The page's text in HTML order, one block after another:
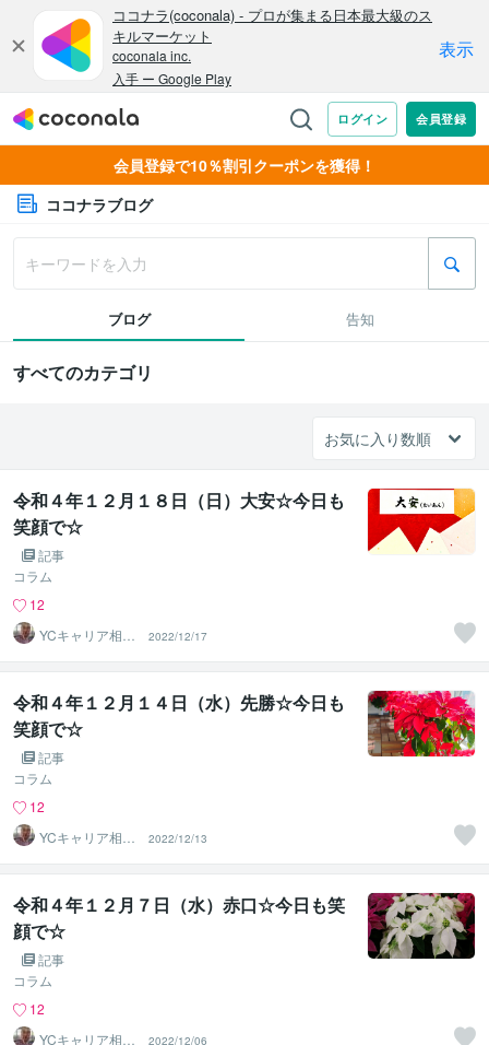
会員登録で10％割引クーポンを獲得！
ココナラブログ
ブログ 告知
すべてのカテゴリ
令和４年１２月１８日（日）大安☆今日も
笑顔で☆
記事
コラム
12
YCキャリア相談
2022/12/17
令和４年１２月１４日（水）先勝☆今日も
笑顔で☆
記事
コラム
12
YCキャリア相談
2022/12/13
令和４年１２月７日（水）赤口☆今日も笑
顔で☆
記事
コラム
12
YCキャリア相談
2022/12/06